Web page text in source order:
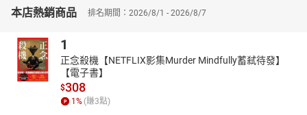
本店熱銷商品 排名期間：2026/8/1 - 2026/8/7
1
正念殺機【NETFLIX影集Murder Mindfully蓄弒待發】
【電子書】
$308
1 % (賺3點)